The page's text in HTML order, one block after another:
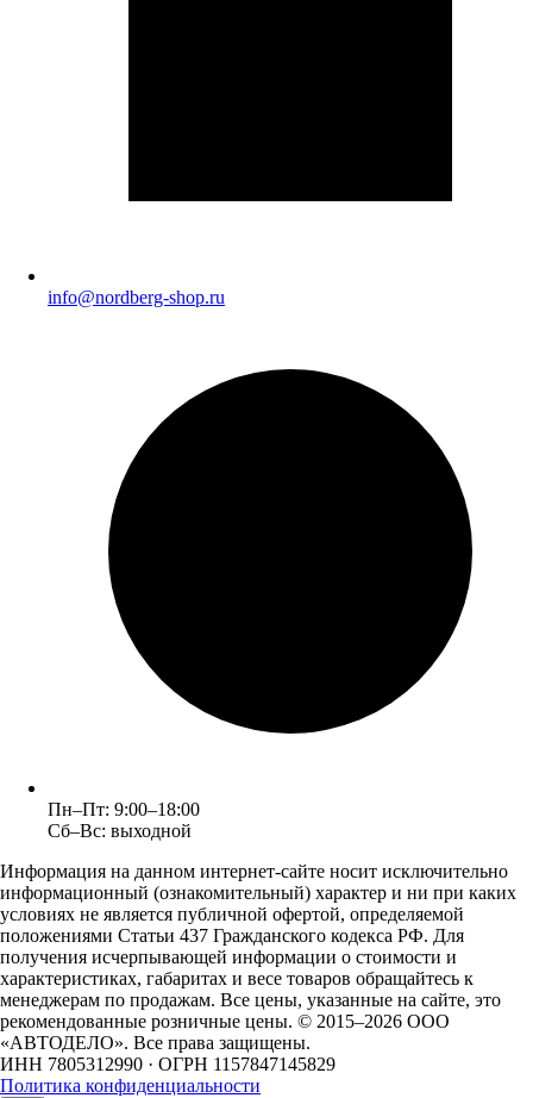
info@nordberg-shop.ru
Пн–Пт: 9:00–18:00
Сб–Вс: выходной
Информация на данном интернет-сайте носит исключительно
информационный (ознакомительный) характер и ни при каких
условиях не является публичной офертой, определяемой
положениями Статьи 437 Гражданского кодекса РФ. Для
получения исчерпывающей информации о стоимости и
характеристиках, габаритах и весе товаров обращайтесь к
менеджерам по продажам. Все цены, указанные на сайте, это
рекомендованные розничные цены. © 2015–2026 ООО
«АВТОДЕЛО». Все права защищены.
ИНН 7805312990 · ОГРН 1157847145829
Политика конфиденциальности